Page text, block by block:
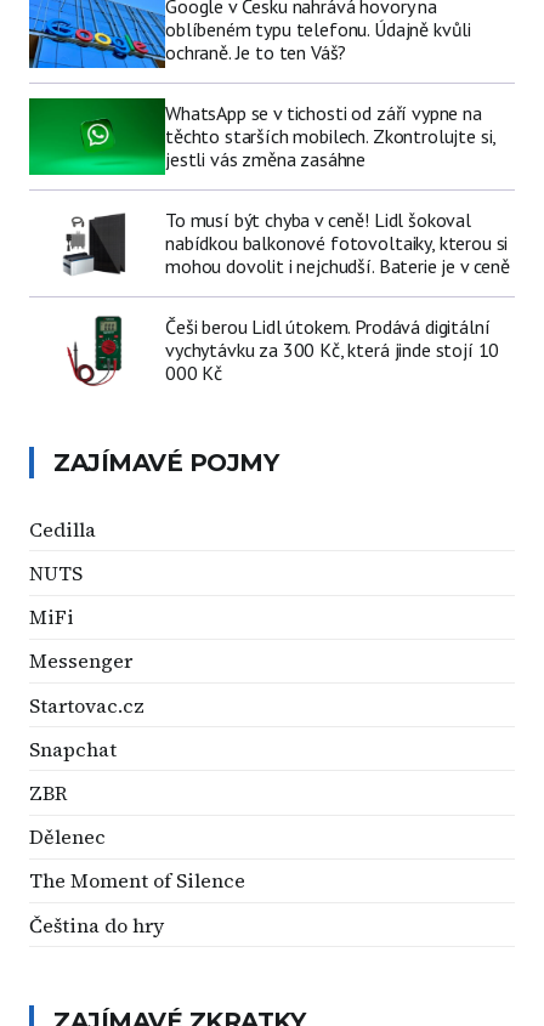
Google v Česku nahrává hovory na
oblíbeném typu telefonu. Údajně kvůli
ochraně. Je to ten Váš?
WhatsApp se v tichosti od září vypne na
těchto starších mobilech. Zkontrolujte si,
jestli vás změna zasáhne
To musí být chyba v ceně! Lidl šokoval
nabídkou balkonové fotovoltaiky, kterou si
mohou dovolit i nejchudší. Baterie je v ceně
Češi berou Lidl útokem. Prodává digitální
vychytávku za 300 Kč, která jinde stojí 10
000 Kč
ZAJÍMAVÉ POJMY
Cedilla
NUTS
MiFi
Messenger
Startovac.cz
Snapchat
ZBR
Dělenec
The Moment of Silence
Čeština do hry